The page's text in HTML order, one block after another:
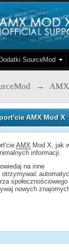
SourceMod
→
AMX Mod X
AMX Mod X, jak
informacji.
na inne
społecznościowego
nowych